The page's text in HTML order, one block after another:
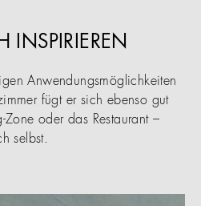
INSPIRIEREN
Anwendungsmöglichkeiten
fügt er sich ebenso gut
oder das Restaurant –
selbst.